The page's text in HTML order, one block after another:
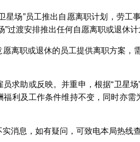
星场”员工推出自愿离职计划，劳工
过渡安排推出任何自愿离职或退休计
离职或退休的员工提供离职方案，
员求助或反映。并重申，根据“卫星
利及工作条件维持不变，同时亦需
消息，如有疑问，可致电本局热线